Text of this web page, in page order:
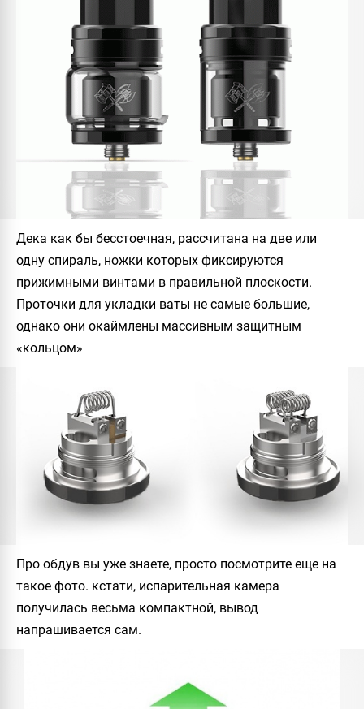
Дека как бы бесстоечная, рассчитана на две или
одну спираль, ножки которых фиксируются
прижимными винтами в правильной плоскости.
Проточки для укладки ваты не самые большие,
однако они окаймлены массивным защитным
«кольцом»
Про обдув вы уже знаете, просто посмотрите еще на
такое фото. кстати, испарительная камера
получилась весьма компактной, вывод
напрашивается сам.